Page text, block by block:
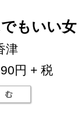
もいい女
津
円 + 税